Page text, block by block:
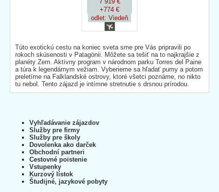
+774 €
odlet: Viedeň
Túto exotickú cestu na koniec sveta sme pre Vás pripravili po
rokoch skúsenosti v Patagónii. Môžete sa tešiť na to najkrajšie z
planéty Zem. Aktívny program v národnom parku Torres del Paine
a túra k legendárnym vežiam. Vyberieme sa hľadať pumy a potom
preletíme na Falklandské ostrovy, ktoré všetci poznáme, no nikto
tu nebol. Tento zájazd je intímne stretnutie s drsnou prírodou.
Vyhľadávanie zájazdov
Služby pre firmy
Služby pre školy
Dovolenka ako darček
Obchodní partneri
Cestovné poistenie
Vstupenky
Kurzový lístok
Študijné, jazykové pobyty